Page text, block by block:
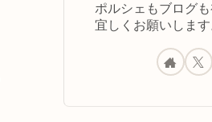
ポルシェもブログも
宜しくお願いします